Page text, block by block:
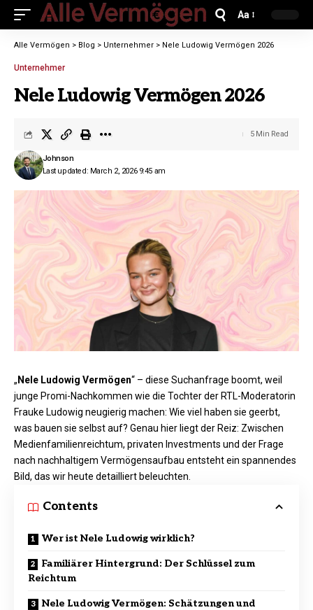
Aa
Alle Vermögen > Blog > Unternehmer > Nele Ludowig Vermögen 2026
Unternehmer
Nele Ludowig Vermögen 2026
Last updated: March 2, 2026 9:45 am
Johnson
5 Min Read
„ Nele Ludowig Vermögen“ – diese Suchanfrage boomt, weil
junge Promi-Nachkommen wie die Tochter der RTL-Moderatorin
Frauke Ludowig neugierig machen: Wie viel haben sie geerbt,
was bauen sie selbst auf? Genau hier liegt der Reiz: Zwischen
Medienfamilienreichtum, privaten Investments und der Frage
nach nachhaltigem Vermögensaufbau entsteht ein spannendes
Bild, das wir heute detailliert beleuchten.
Contents
Wer ist Nele Ludowig wirklich?
Familiärer Hintergrund: Der Schlüssel zum
Reichtum
Nele Ludowig Vermögen: Schätzungen und